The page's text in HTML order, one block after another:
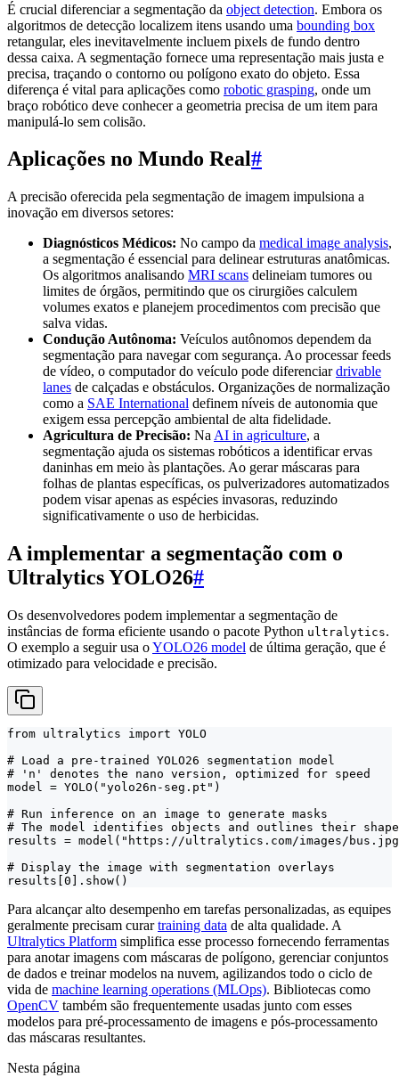
É crucial diferenciar a segmentação da object detection. Embora os
algoritmos de detecção localizem itens usando uma bounding box
retangular, eles inevitavelmente incluem pixels de fundo dentro
dessa caixa. A segmentação fornece uma representação mais justa e
precisa, traçando o contorno ou polígono exato do objeto. Essa
diferença é vital para aplicações como robotic grasping, onde um
braço robótico deve conhecer a geometria precisa de um item para
manipulá-lo sem colisão.
Aplicações no Mundo Real#
A precisão oferecida pela segmentação de imagem impulsiona a
inovação em diversos setores:
Diagnósticos Médicos: No campo da medical image analysis,
a segmentação é essencial para delinear estruturas anatômicas.
Os algoritmos analisando MRI scans delineiam tumores ou
limites de órgãos, permitindo que os cirurgiões calculem
volumes exatos e planejem procedimentos com precisão que
salva vidas.
Condução Autônoma: Veículos autônomos dependem da
segmentação para navegar com segurança. Ao processar feeds
de vídeo, o computador do veículo pode diferenciardrivable
lanes de calçadas e obstáculos. Organizações de normalização
como a SAE International definem níveis de autonomia que
exigem essa percepção ambiental de alta fidelidade.
Agricultura de Precisão: Na AI in agriculture, a
segmentação ajuda os sistemas robóticos a identificar ervas
daninhas em meio às plantações. Ao gerar máscaras para
folhas de plantas específicas, os pulverizadores automatizados
podem visar apenas as espécies invasoras, reduzindo
significativamente o uso de herbicidas.
A implementar a segmentação com o
Ultralytics YOLO26#
Os desenvolvedores podem implementar a segmentação de
instâncias de forma eficiente usando o pacote Python ultralytics.
O exemplo a seguir usa oYOLO26 model de última geração, que é
otimizado para velocidade e precisão.
from ultralytics import YOLO
# Load a pre-trained YOLO26 segmentation model
# 'n' denotes the nano version, optimized for speed
model = YOLO("yolo26n-seg.pt")
# Run inference on an image to generate masks
# The model identifies objects and outlines their shape
results = model("https://ultralytics.com/images/
# Display the image with segmentation overlays
results[0].show()
Para alcançar alto desempenho em tarefas personalizadas, as equipes
geralmente precisam curartraining data de alta qualidade. A
Ultralytics Platform simplifica esse processo fornecendo ferramentas
para anotar imagens com máscaras de polígono, gerenciar conjuntos
de dados e treinar modelos na nuvem, agilizandos todo o ciclo de
vida de machine learning operations (MLOps). Bibliotecas como
OpenCV também são frequentemente usadas junto com esses
modelos para pré-processamento de imagens e pós-processamento
das máscaras resultantes.
Nesta página